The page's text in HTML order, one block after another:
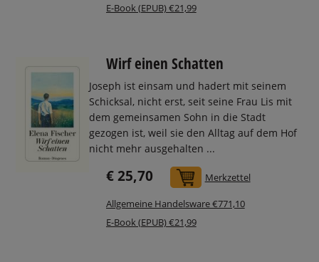
E-Book (EPUB) €21,99
Wirf einen Schatten
Joseph ist einsam und hadert mit seinem
Schicksal, nicht erst, seit seine Frau Lis mit
dem gemeinsamen Sohn in die Stadt
gezogen ist, weil sie den Alltag auf dem Hof
nicht mehr ausgehalten ...
€ 25,70 In den Warenkorb
Merkzettel
Allgemeine Handelsware €771,10
E-Book (EPUB) €21,99